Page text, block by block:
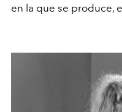
en la que se produce,